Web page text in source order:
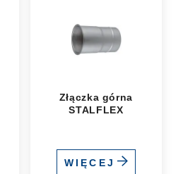
Złączka górna
STALFLEX
WIĘCEJ